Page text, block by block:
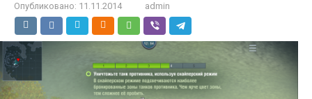
Опубликовано: 11.11.2014 admin